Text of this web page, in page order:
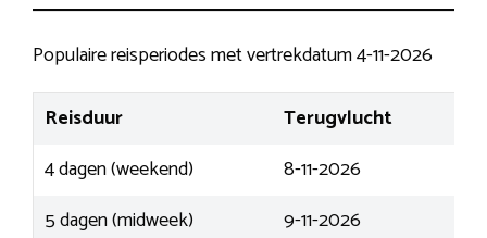
Populaire reisperiodes met vertrekdatum 4-11-2026
Reisduur
Terugvlucht
4 dagen (weekend)
8-11-2026
5 dagen (midweek)
9-11-2026